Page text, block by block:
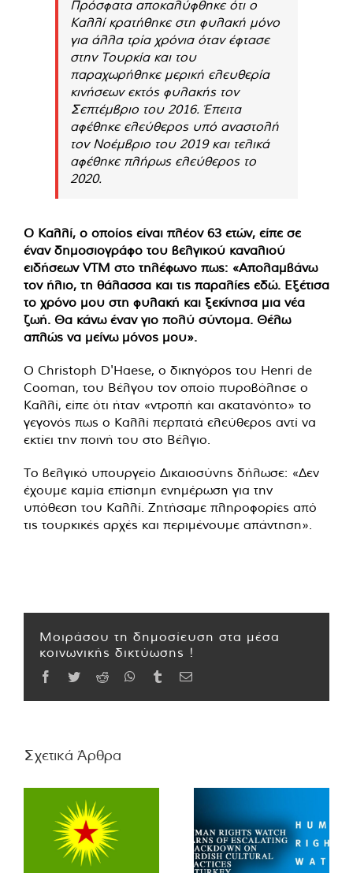
Πρόσφατα αποκαλύφθηκε ότι ο
Καλλί κρατήθηκε στη φυλακή μόνο
για άλλα τρία χρόνια όταν έφτασε
στην Τουρκία και του
παραχωρήθηκε μερική ελευθερία
κινήσεων εκτός φυλακής τον
Σεπτέμβριο του 2016. Έπειτα
αφέθηκε ελεύθερος υπό αναστολή
τον Νοέμβριο του 2019 και τελικά
αφέθηκε πλήρως ελεύθερος το
2020.
Ο Καλλί, ο οποίος είναι πλέον 63 ετών, είπε σε
έναν δημοσιογράφο του βελγικού καναλιού
ειδήσεων VTM στο τηλέφωνο πως: «Απολαμβάνω
τον ήλιο, τη θάλασσα και τις παραλίες εδώ. Εξέτισα
το χρόνο μου στη φυλακή και ξεκίνησα μια νέα
ζωή. Θα κάνω έναν γιο πολύ σύντομα. Θέλω
απλώς να μείνω μόνος μου».
Ο Christoph D'Haese, ο δικηγόρος του Henri de
Cooman, του Βέλγου τον οποίο πυροβόλησε ο
Καλλί, είπε ότι ήταν «ντροπή και ακατανόητο» το
γεγονός πως ο Καλλί περπατά ελεύθερος αντί να
εκτίει την ποινή του στο Βέλγιο.
Το βελγικό υπουργείο Δικαιοσύνης δήλωσε: «Δεν
έχουμε καμία επίσημη ενημέρωση για την
υπόθεση του Καλλί. Ζητήσαμε πληροφορίες από
τις τουρκικές αρχές και περιμένουμε απάντηση».
Μοιράσου τη δημοσίευση στα μέσα
κοινωνικής δικτύωσης !
Facebook
TwitterReddit WhatsApp
TumblrEmail
Σχετικά Άρθρα